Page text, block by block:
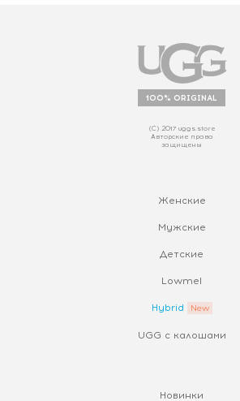
100% ORIGINAL
(С) 2017 uggs.store
Авторские права
защищены
Женские
Мужские
Детские
Lowmel
Hybrid
UGG с калошами
Новинки